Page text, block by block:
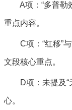
A项：“多普勒效
重点内容。
C项：“红移”与“
文段核心重点。
D项：未提及“
心。